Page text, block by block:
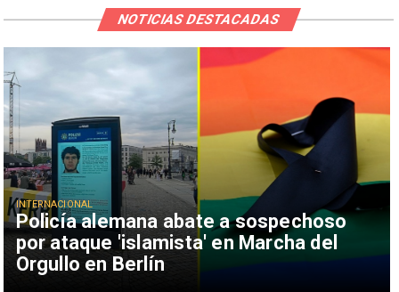
Policía alemana abate a sospechoso
por ataque 'islamista' en Marcha del
Orgullo en Berlín
INTERNACIONAL
NOTICIAS DESTACADAS